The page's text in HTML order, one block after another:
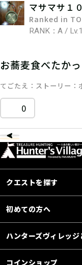
マサマサ１
Ranked in
RANK：A /
お蕎麦食べたか
てごたえ ストーリー
0
クエストを探す
初めての方へ
ハンターズヴィレッジ
コインショップ